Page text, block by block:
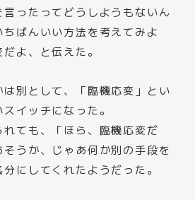
ったってどうしようもないん
ばんいい方法を考えてみよ
よ、と伝えた。
別として、「臨機応変」とい
イッチになった。
ても、「ほら、臨機応変だ
うか、じゃあ何か別の手段を
にしてくれたようだった。